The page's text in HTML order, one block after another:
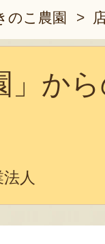
のこ農園 >
」か
人